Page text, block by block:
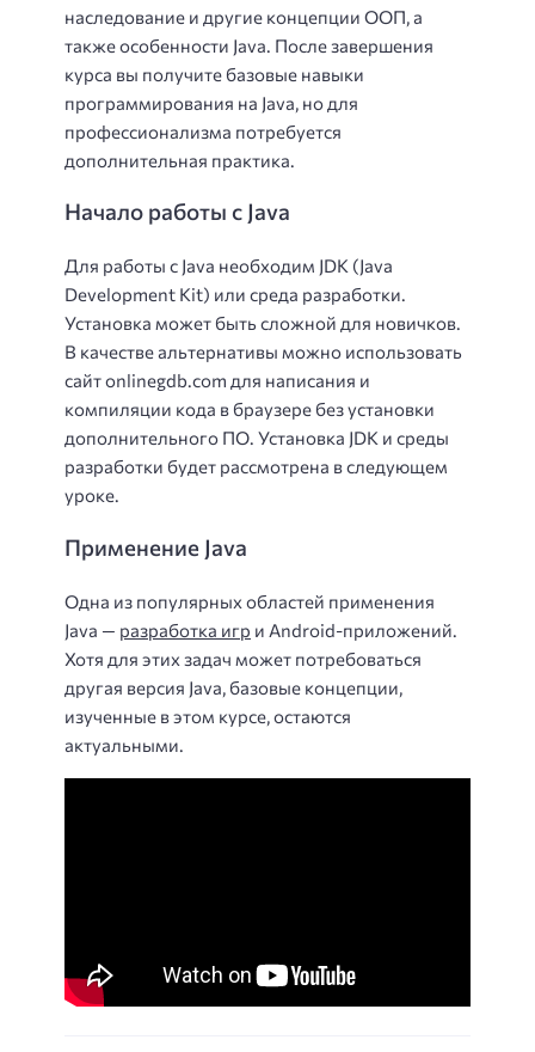
наследование и другие концепции ООП, а
также особенности Java. После завершения
курса вы получите базовые навыки
программирования на Java, но для
профессионализма потребуется
дополнительная практика.
Начало работы с Java
Для работы с Java необходим JDK (Java
Development Kit) или среда разработки.
Установка может быть сложной для новичков.
В качестве альтернативы можно использовать
сайт onlinegdb.com для написания и
компиляции кода в браузере без установки
дополнительного ПО. Установка JDK и среды
разработки будет рассмотрена в следующем
уроке.
Применение Java
Одна из популярных областей применения
Java — разработка игр и Android-приложений.
Хотя для этих задач может потребоваться
другая версия Java, базовые концепции,
изученные в этом курсе, остаются
актуальными.